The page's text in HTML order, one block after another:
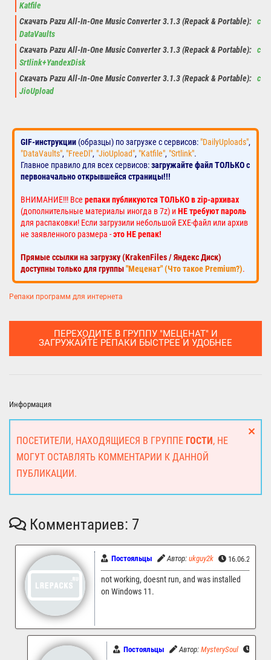
Katfile
Скачать Pazu All-In-One Music Converter 3.1.3 (Repack & Portable): с
DataVaults
Скачать Pazu All-In-One Music Converter 3.1.3 (Repack & Portable): с
Srtlink+YandexDisk
Скачать Pazu All-In-One Music Converter 3.1.3 (Repack & Portable): с
JioUpload
GIF-инструкции (образцы) по загрузке с сервисов: "DailyUploads",
"DataVaults", "FreeDl", "JioUpload", "Katfile", "Srtlink".
Главное правило для всех сервисов:загружайте файл ТОЛЬКО с
первоначально открывшейся страницы!!!
ВНИМАНИЕ!!! Все репаки публикуются ТОЛЬКО в zip-архивах
(дополнительные материалы иногда в 7z) иНЕ требуют пароль
для распаковки! Если загрузили небольшой EXE-файл или архив
не заявленного размера -это НЕ репак!
Прямые ссылки на загрузку (KrakenFiles / Яндекс Диск)
доступны только для группы"Меценат" (Что такое Premium?).
Репаки программ для интернета
ПЕРЕХОДИТЕ В ГРУППУ "МЕЦЕНАТ" И
ЗАГРУЖАЙТЕ РЕПАКИ БЫСТРЕЕ И УДОБНЕЕ
Информация
ПОСЕТИТЕЛИ, НАХОДЯЩИЕСЯ В ГРУППЕ ГОСТИ, НЕ
МОГУТ ОСТАВЛЯТЬ КОММЕНТАРИИ К ДАННОЙ
ПУБЛИКАЦИИ.
Комментариев: 7
Постояльцы Автор: ukguy2k 16.06.2026
not working, doesnt run, and was installed
on Windows 11.
Постояльцы Автор: MysterySoul